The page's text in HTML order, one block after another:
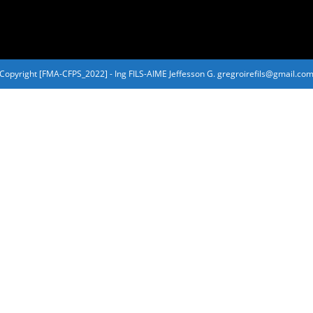
Copyright [FMA-CFPS_2022] - Ing FILS-AIME Jeffesson G. gregroirefils@gmail.com